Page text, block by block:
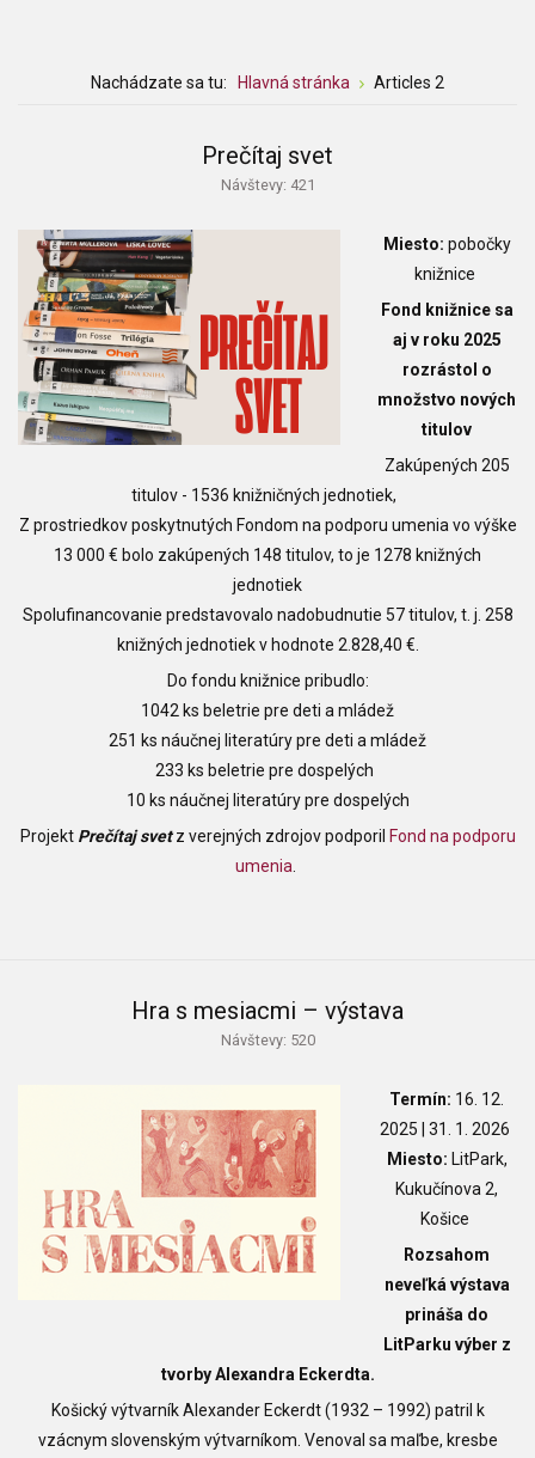
Nachádzate sa tu: Hlavná stránka Articles 2
Prečítaj svet
Návštevy: 421
Miesto: pobočky
knižnice
Fond knižnice sa
aj v roku 2025
rozrástol o
množstvo nových
titulov
Zakúpených 205
titulov - 1536 knižničných jednotiek,
Z prostriedkov poskytnutých Fondom na podporu umenia vo výške
13 000 € bolo zakúpených 148 titulov, to je 1278 knižných
jednotiek
Spolufinancovanie predstavovalo nadobudnutie 57 titulov, t. j. 258
knižných jednotiek v hodnote 2.828,40 €.
Do fondu knižnice pribudlo:
1042 ks beletrie pre deti a mládež
251 ks náučnej literatúry pre deti a mládež
233 ks beletrie pre dospelých
10 ks náučnej literatúry pre dospelých
Projekt Prečítaj svetz verejných zdrojov podporil Fond na podporu
umenia
Hra s mesiacmi – výstava
Návštevy: 520
Termín: 16. 12.
2025 | 31. 1. 2026
Miesto: LitPark,
Kukučínova 2,
Košice
Rozsahom
neveľká výstava
prináša do
LitParku výber z
tvorby Alexandra Eckerdta.
Košický výtvarník Alexander Eckerdt (1932 – 1992) patril k
vzácnym slovenským výtvarníkom. Venoval sa maľbe, kresbe